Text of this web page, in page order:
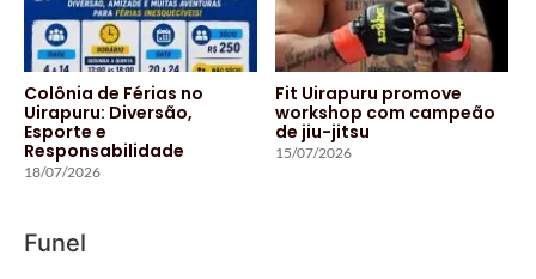
Colônia de Férias no
Uirapuru: Diversão,
Esporte e
Responsabilidade
18/07/2026
Fit Uirapuru promove
workshop com campeão
de jiu-jitsu
15/07/2026
Funel